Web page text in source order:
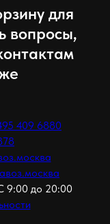
для
вопросы,
409 6880
до 20:00